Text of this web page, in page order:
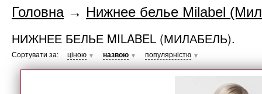
Головна→ Нижнее белье Milabel
НИЖНЕЕ БЕЛЬЕ MILABEL (МИЛАБЕЛЬ).
Сортувати за: ціною ▼ назвою ▼ популярністю ▼